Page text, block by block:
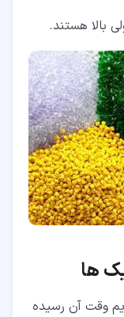
بالا هستند.
وقت آن رسیده